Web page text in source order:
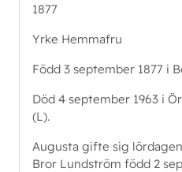
1877
Yrke Hemmafru
Född 3 september 1877 i
Död 4 september 1963 i
(L).
Augusta gifte sig
Bror Lundström född 2